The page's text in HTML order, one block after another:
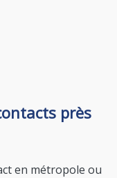
près
en métropole ou